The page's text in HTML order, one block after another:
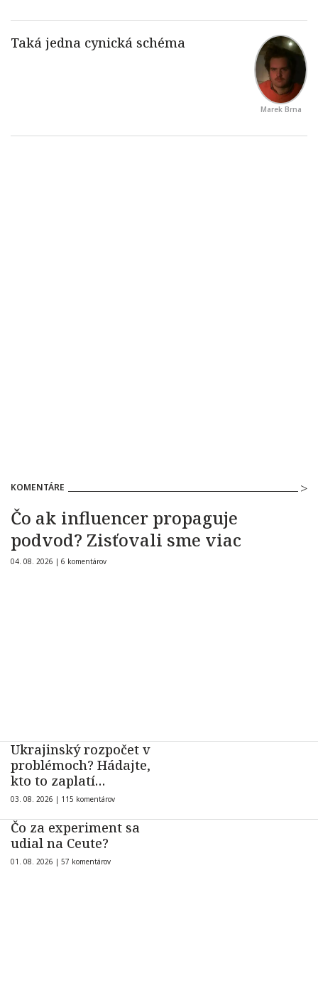
Marek Brna
KOMENTÁRE
Čo ak influencer propaguje
podvod? Zisťovali sme viac
04. 08. 2026 | 6 komentárov
Ukrajinský rozpočet v
problémoch? Hádajte,
kto to zaplatí…
03. 08. 2026 | 115 komentárov
Čo za experiment sa
udial na Ceute?
01. 08. 2026 | 57 komentárov